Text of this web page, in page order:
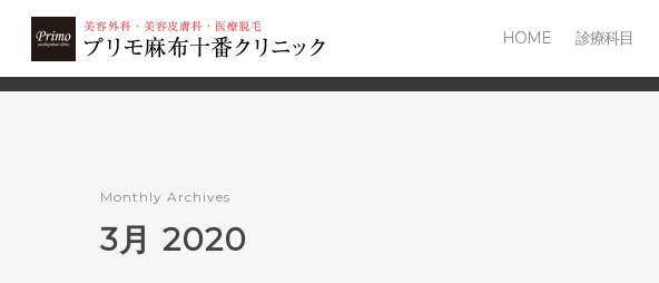
2503
HOME 診療科目
Monthly Archives
3月 2020